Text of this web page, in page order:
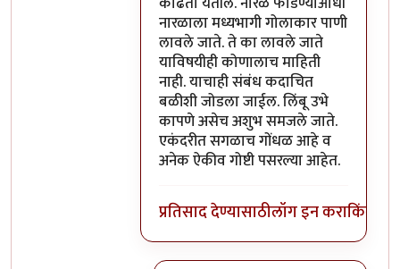
नारळाला मध्यभागी गोलाकार पाणी
लावले जाते. ते का लावले जाते
याविषयीही कोणालाच माहिती
नाही. याचाही संबंध कदाचित
बळीशी जोडला जाईल. लिंबू उभे
कापणे असेच अशुभ समजले जाते.
एकंदरीत सगळाच गोंधळ आहे व
अनेक ऐकीव गोष्टी पसरल्या आहेत.
प्रतिसाद देण्यासाठीलॉग इन कराकिंवा